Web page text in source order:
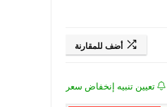
أضف للمقارنة
تعيين تنبيه إنخفاض سعر